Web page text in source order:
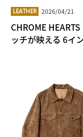
LEATHER 2026/04/21
CHROME
ッチが映える 6イ